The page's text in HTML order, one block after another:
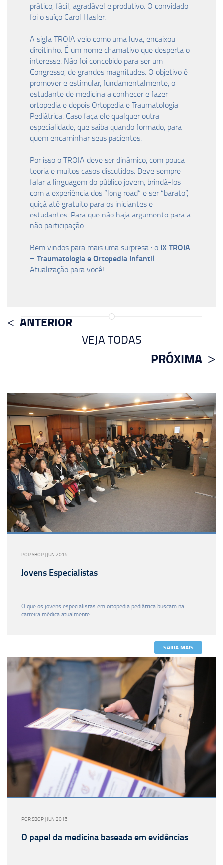
prático, fácil, agradável e produtivo. O convidado
foi o suíço Carol Hasler.
A sigla TROIA veio como uma luva, encaixou
direitinho. É um nome chamativo que desperta o
interesse. Não foi concebido para ser um
Congresso, de grandes magnitudes. O objetivo é
promover e estimular, fundamentalmente, o
estudante de medicina a conhecer e fazer
ortopedia e depois Ortopedia e Traumatologia
Pediátrica. Caso faça ele qualquer outra
especialidade, que saiba quando formado, para
quem encaminhar seus pacientes.
Por isso o TROIA deve ser dinâmico, com pouca
teoria e muitos casos discutidos. Deve sempre
falar a linguagem do público jovem, brindá-los
com a experiência dos “long road” e ser “barato”,
quiçá até gratuito para os iniciantes e
estudantes. Para que não haja argumento para a
não participação.
Bem vindos para mais uma surpresa : o IX TROIA
– Traumatologia e Ortopedia Infantil –
Atualização para você!
ANTERIOR
VEJA TODAS
PRÓXIMA
POR SBOP | JUN 2015
Jovens Especialistas
O que os jovens especialistas em ortopedia pediátrica buscam na
carreira médica atualmente
SAIBA MAIS
POR SBOP | JUN 2015
O papel da medicina baseada em evidências